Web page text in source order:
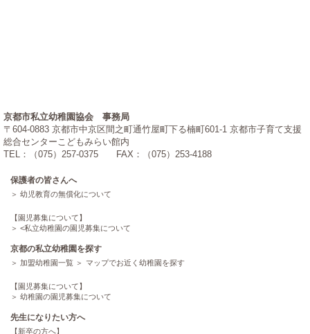
京都市私立幼稚園協会 事務局
〒604-0883 京都市中京区間之町通竹屋町下る楠町601-1 京都市子育て支援
総合センターこどもみらい館内
TEL：（075）257-0375 FAX：（075）253-4188
保護者の皆さんへ
幼児教育の無償化について
【園児募集について】
<私立幼稚園の園児募集について
京都の私立幼稚園を探す
加盟幼稚園一覧 マップでお近く幼稚園を探す
【園児募集について】
幼稚園の園児募集について
先生になりたい方へ
【新卒の方へ】